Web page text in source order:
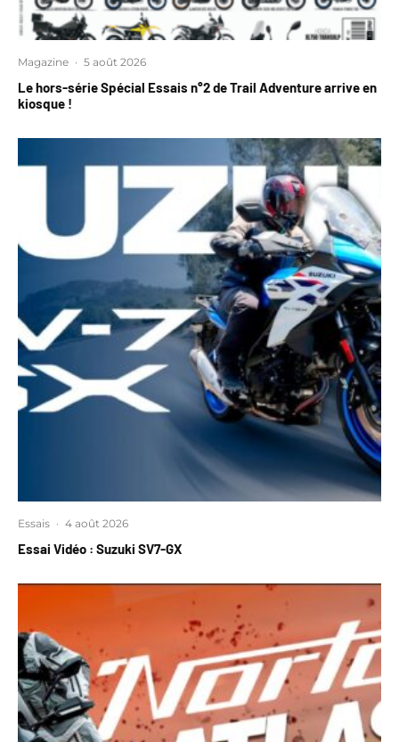
Magazine · 5 août 2026
Le hors-série Spécial Essais n°2 de Trail Adventure arrive en
kiosque !
Essais · 4 août 2026
Essai Vidéo : Suzuki SV7-GX